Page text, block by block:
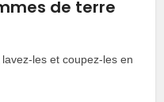
de terre
les et coupez-les en